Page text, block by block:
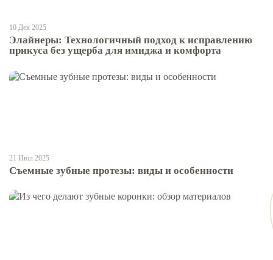
10 Дек 2025
Элайнеры: Технологичный подход к исправлению
прикуса без ущерба для имиджа и комфорта
21 Июл 2025
Съемные зубные протезы: виды и особенности